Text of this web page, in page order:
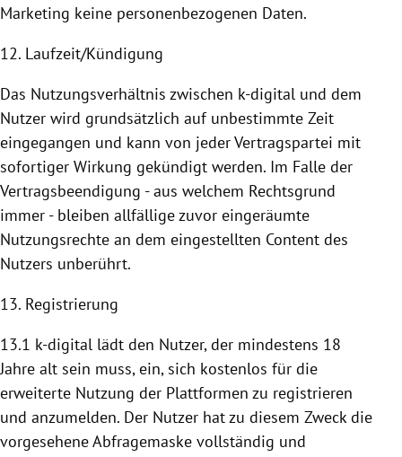
Marketing keine personen­bezogenen Daten.
12. Laufzeit/Kündigung
Das Nutzungsverhältnis zwischen k-digital und dem
Nutzer wird grundsätzlich auf unbestimmte Zeit
eingegangen und kann von jeder Vertragspartei mit
sofortiger Wirkung gekündigt werden. Im Falle der
Vertragsbeendigung - aus welchem Rechtsgrund
immer - bleiben allfällige zuvor eingeräumte
Nutzungsrechte an dem eingestellten Content des
Nutzers unberührt.
13. Registrierung
13.1 k-digital lädt den Nutzer, der mindestens 18
Jahre alt sein muss, ein, sich kostenlos für die
erweiterte Nutzung der Plattformen zu registrieren
und anzumelden. Der Nutzer hat zu diesem Zweck die
vorgesehene Abfragemaske vollständig und